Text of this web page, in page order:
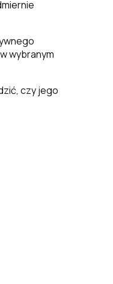
wybranym
czy jego